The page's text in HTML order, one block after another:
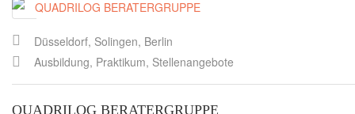
Düsseldorf, Solingen, Berlin
Ausbildung, Praktikum, Stellenangebote
QUADRILOG BERATERGRUPPE